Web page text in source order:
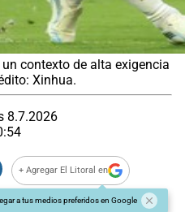
contexto de alta exigencia
Xinhua.
8.7.2026
+ Agregar El Litoral en
a tus medios preferidos en Google